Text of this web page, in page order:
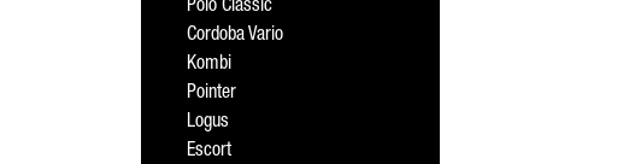
Polo Classic
Cordoba Vario
Kombi
Pointer
Logus
Escort